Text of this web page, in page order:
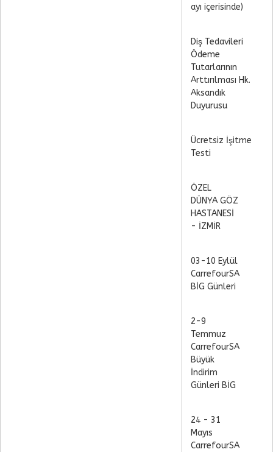
ayı içerisinde)
Diş Tedavileri
Ödeme
Tutarlarının
Arttırılması Hk.
Aksandık
Duyurusu
Ücretsiz İşitme
Testi
ÖZEL
DÜNYA GÖZ
HASTANESİ
- İZMİR
03-10 Eylül
CarrefourSA
BİG Günleri
2-9
Temmuz
CarrefourSA
Büyük
İndirim
Günleri BİG
24 - 31
Mayıs
CarrefourSA